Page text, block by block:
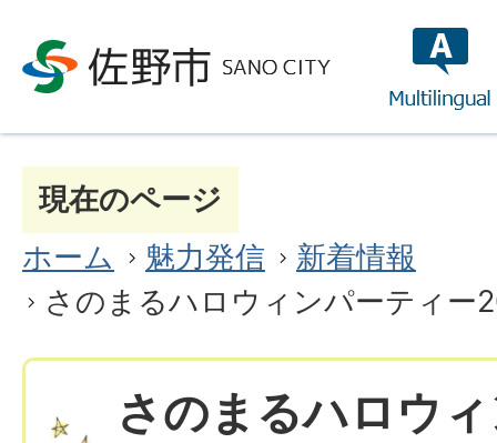
現在のページ
ホーム
魅力発信
新着情報
さのまるハロウィンパーティー
さのまるハロウ